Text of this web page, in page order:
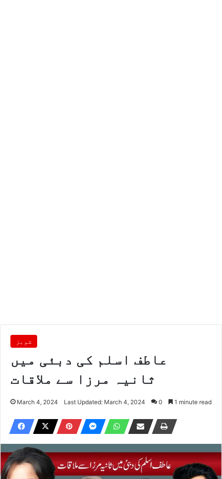
شوبز
عاطف اسلم کی دبئی میں
ثانیہ مرزا سے ملاقات
March 4, 2024 Last Updated: March 4, 2024 0 1 minute read